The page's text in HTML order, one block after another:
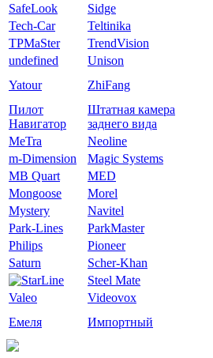
SafeLook
Sidge
Tech-Car
Teltinika
TPMaSter
TrendVision
undefined
Unison
Yatour
ZhiFang
Пилот
Навигатор
Штатная камера
заднего вида
MeTra
Neoline
m-Dimension
Magic Systems
MB Quart
MED
Mongoose
Morel
Mystery
Navitel
Park-Lines
ParkMaster
Philips
Pioneer
Saturn
Scher-Khan
Steel Mate
Valeo
Videovox
Емеля
Импортный